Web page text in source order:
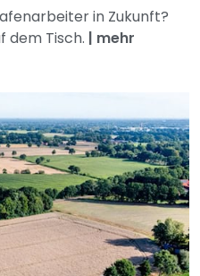
in Zukunft?
dem Tisch. | mehr